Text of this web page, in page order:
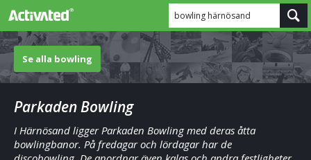
bowling härnösand
Se alla bowling
Parkaden Bowling
I Härnösand ligger Parkaden Bowling med deras åtta
bowlingbanor. På fredagar och lördagar har de